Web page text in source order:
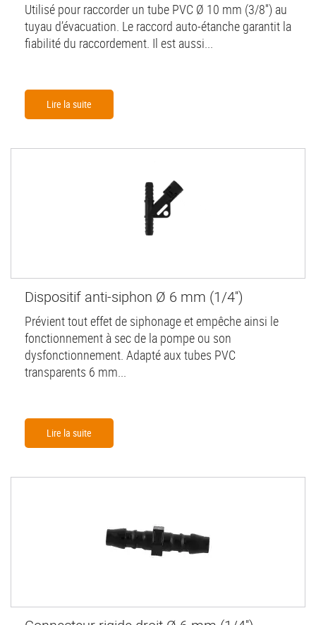
Utilisé pour raccorder un tube PVC Ø 10 mm (3/8'') au
tuyau d’évacuation. Le raccord auto-étanche garantit la
fiabilité du raccordement. Il est aussi...
Lire la suite
Dispositif anti-siphon Ø 6 mm (1/4'')
Prévient tout effet de siphonage et empêche ainsi le
fonctionnement à sec de la pompe ou son
dysfonctionnement. Adapté aux tubes PVC
transparents 6 mm...
Lire la suite